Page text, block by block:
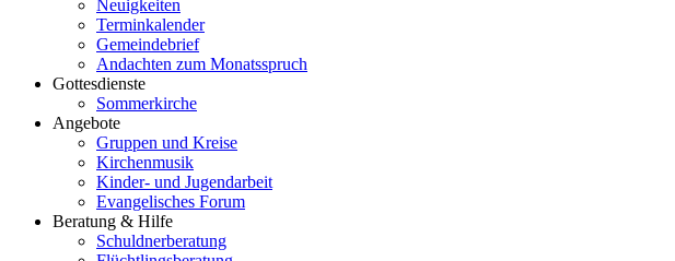
Neuigkeiten
Terminkalender
Gemeindebrief
Andachten zum Monatsspruch
Gottesdienste
Sommerkirche
Angebote
Gruppen und Kreise
Kirchenmusik
Kinder- und Jugendarbeit
Evangelisches Forum
Beratung & Hilfe
Schuldnerberatung